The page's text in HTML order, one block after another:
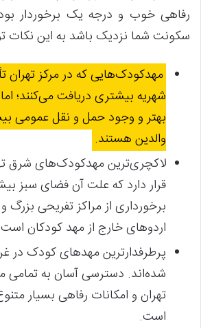
رفاهی خوب و درجه یک برخوردار
سکونت شما نزدیک باشد به این نکات
مهدکودک‌هایی که در مرکز
شهریه بیشتری دریافت می‌کنند؛
بهتر و وجود حمل و نقل عمومی
والدین هستند.
لاکچری‌ترین مهدکودک‌های شرق
قرار دارد که علت آن فضای سبز
برخورداری از مراکز تفریحی بزرگ
اردوهای خارج از مهد کودکان
پرطرفدارترین مهدهای کودک در
شده‌اند. دسترسی آسان به ‌تمامی
تهران و امکانات رفاهی بسیار
است.